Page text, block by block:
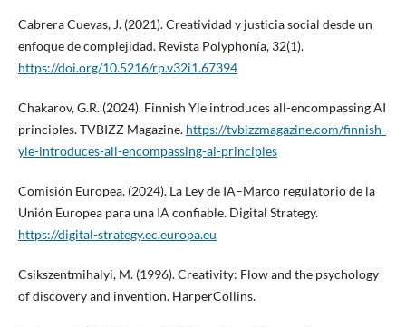
Cabrera Cuevas, J. (2021). Creatividad y justicia social desde un
enfoque de complejidad. Revista Polyphonía, 32(1).
https://doi.org/10.5216/rp.v32i1.67394
Chakarov, G.R. (2024). Finnish Yle introduces all-encompassing AI
principles. TVBIZZ Magazine. https://tvbizzmagazine.com/finnish-
yle-introduces-all-encompassing-ai-principles
Comisión Europea. (2024). La Ley de IA–Marco regulatorio de la
Unión Europea para una IA confiable. Digital Strategy.
https://digital-strategy.ec.europa.eu
Csikszentmihalyi, M. (1996). Creativity: Flow and the psychology
of discovery and invention. HarperCollins.